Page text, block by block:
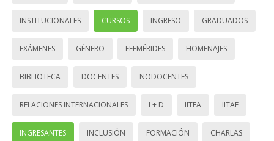
INSTITUCIONALES CURSOS INGRESO GRADUADOS
EXÁMENES GÉNERO EFEMÉRIDES HOMENAJES
BIBLIOTECA DOCENTES NODOCENTES
RELACIONES INTERNACIONALES I + D IITEA IITAE
INGRESANTES INCLUSIÓN FORMACIÓN CHARLAS